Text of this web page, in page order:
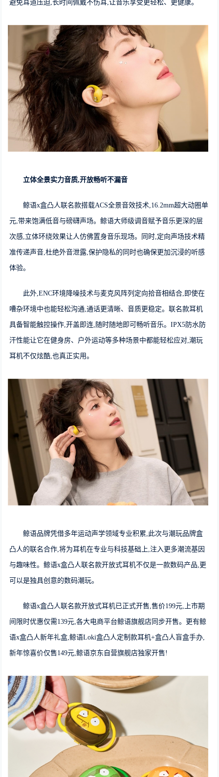
避免耳道压迫,长时间佩戴不伤耳,让音乐享受更轻松、更健康。
立体全景实力音质,开放畅听不漏音
鲸语x盒凸人联名款搭载ACS全景音效技术,16.2mm超大动圈单
元,带来饱满低音与磅礴声场。鲸语大师级调音赋予音乐更深的层
次感,立体环绕效果让人仿佛置身音乐现场。同时,定向声场技术精
准传递声音,杜绝外音泄露,保护隐私的同时也确保更加沉浸的听感
体验。
此外,ENC环境降噪技术与麦克风阵列定向拾音相结合,即使在
嘈杂环境中也能轻松沟通,通话更清晰、音质更稳定。联名款耳机
具备智能触控操作,开盖即连,随时随地即可畅听音乐。IPX5防水防
汗性能让它在健身房、户外运动等多种场景中都能轻松应对,潮玩
耳机不仅炫酷,也真正实用。
鲸语品牌凭借多年运动声学领域专业积累,此次与潮玩品牌盒
凸人的联名合作,将为耳机在专业与科技基础上,注入更多潮流基因
与趣味性。鲸语x盒凸人联名款开放式耳机不仅是一款数码产品,更
可以是独具创意的数码潮玩。
鲸语x盒凸人联名款开放式耳机已正式开售,售价199元,上市期
间限时优惠仅需139元,各大电商平台鲸语旗舰店同步开售。更有鲸
语x盒凸人新年礼盒,鲸语Loki盒凸人定制款耳机+盒凸人盲盒手办,
新年惊喜价仅售149元,鲸语京东自营旗舰店独家开售!